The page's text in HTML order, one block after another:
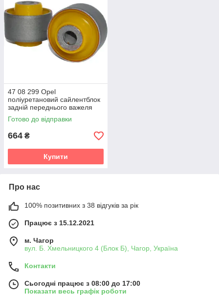
47 08 299 Opel
поліуретановий сайлентблок
задній переднього важеля
v19
Готово до відправки
664 ₴
Купити
Про нас
100% позитивних з 38 відгуків за рік
Працює з 15.12.2021
м. Чагор
вул. Б. Хмельницкого 4 (Блок Б), Чагор, Україна
Контакти
Сьогодні працює з 08:00 до 17:00
Показати весь графік роботи